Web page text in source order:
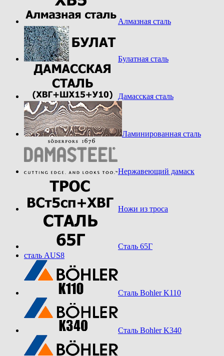
Алмазная сталь
Булатная сталь
Дамасская сталь
Ламинированная сталь
Нержавеющий дамаск
Ножи из троса
Сталь 65Г
сталь AUS8
Сталь Bohler K110
Сталь Bohler K340